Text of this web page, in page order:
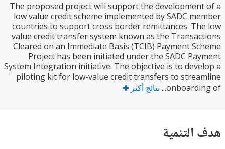
The proposed project will support the
low value credit scheme implemented by SADC
countries to support cross border remittances.
value credit transfer system known as the
Cleared on an Immediate Basis (TCIB) Payment
Project has been initiated under the SADC
System Integration initiative. The objective is to
piloting kit for low-value credit transfers to
نتائج أكثر